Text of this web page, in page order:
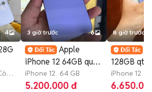
4 3 giờ trước 6
Apple
iPhone 12 64GB quốc
tế nguyên zin đẹp
98%
iPhone 12 64 GB
5.200.000 đ
8 giờ trước
128GB
99%,2 sim
New
iPhone 12
tháng